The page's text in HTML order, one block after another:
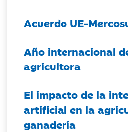
Acuerdo UE-
Año internacional
agricultora
El impacto de la
artificial en la
ganadería